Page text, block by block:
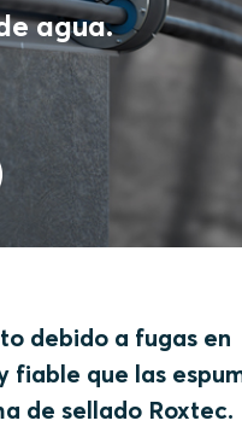
agua.
debido a fugas en
fiable que las
de sellado Roxtec.